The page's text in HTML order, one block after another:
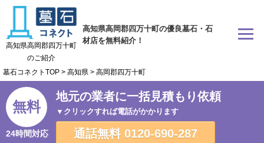
高知県高岡郡四万十町の優良墓石・石
材店を無料紹介！
高知県高岡郡四万十町
のご紹介
墓石コネクトTOP > 高知県 > 高岡郡四万十町
無料
24時間対応
地元の業者に一括見積もり依頼
▼クリックすれば電話がかかります
通話無料 0120-690-287